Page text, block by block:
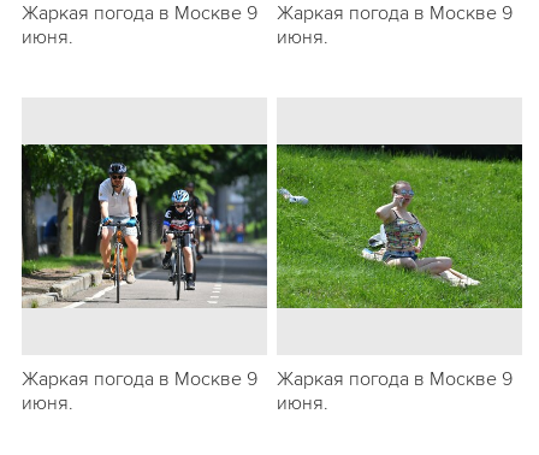
Жаркая погода в Москве 9
июня.
Жаркая погода в Москве 9
июня.
Жаркая погода в Москве 9
июня.
Жаркая погода в Москве 9
июня.